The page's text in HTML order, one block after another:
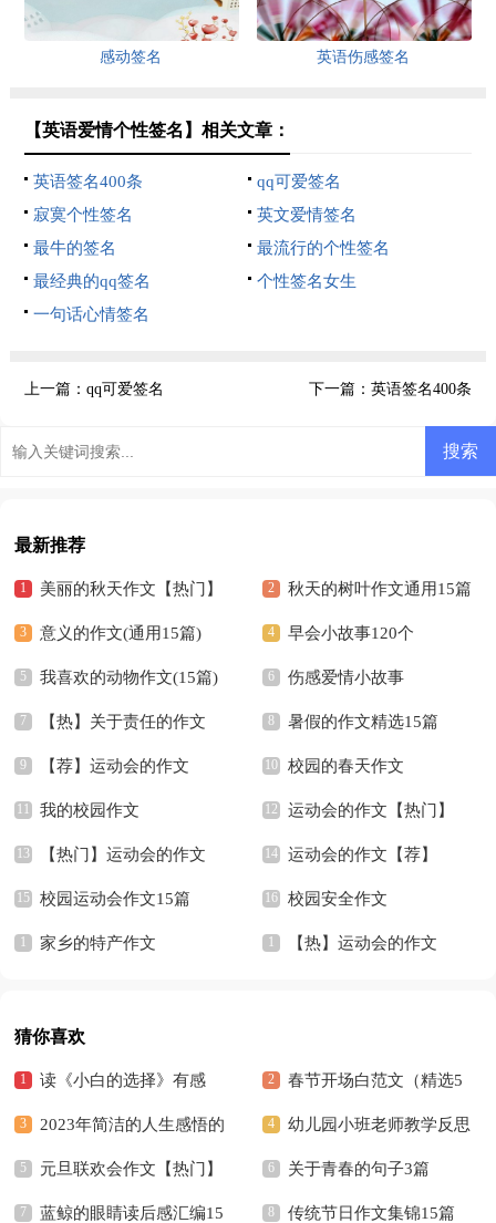
感动签名 英语伤感签名
【英语爱情个性签名】相关文章：
英语签名400条
qq可爱签名
寂寞个性签名
英文爱情签名
最牛的签名
最流行的个性签名
最经典的qq签名
个性签名女生
一句话心情签名
上一篇： qq可爱签名 下一篇：英语签名400条
最新推荐
美丽的秋天作文【热门】 秋天的树叶作文通用15篇
意义的作文(通用15篇) 早会小故事120个
我喜欢的动物作文(15篇) 伤感爱情小故事
【热】关于责任的作文 暑假的作文精选15篇
【荐】运动会的作文 校园的春天作文
我的校园作文 运动会的作文【热门】
【热门】运动会的作文 运动会的作文【荐】
校园运动会作文15篇 校园安全作文
家乡的特产作文 【热】运动会的作文
猜你喜欢
读《小白的选择》有感 春节开场白范文（精选5
篇）
2023年简洁的人生感悟的
好句摘录36条
幼儿园小班老师教学反思
元旦联欢会作文【热门】 关于青春的句子3篇
蓝鲸的眼睛读后感汇编15 传统节日作文集锦15篇